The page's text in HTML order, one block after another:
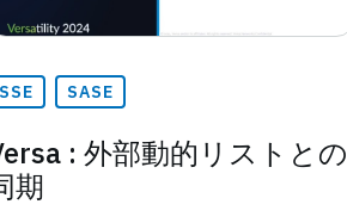
SSE SASE
: 外部動的リストとの
期